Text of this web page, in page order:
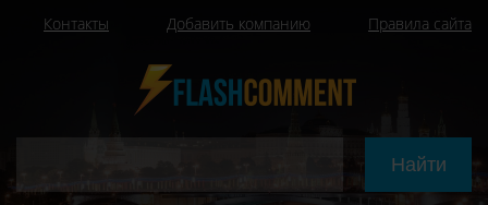
Контакты Добавить компанию Правила сайта